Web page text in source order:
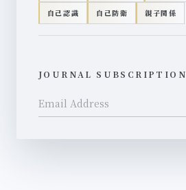
自己認識 自己防衛 親子関係
JOURNAL SUBSCRIPTION